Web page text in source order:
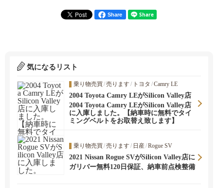
Share
気になるリスト
乗り物売買 /売ります/ トヨタ /Camry LE
2004 Toyota Camry LEがSilicon Valley店
に入庫しました。【納車時に無料でタイ
ミングベルトをお取替え致します】
2004 Toyota Camry LEがSilicon Valley店
に入庫しました。【納車時に無料でタイ
ミングベルトをお取替え致します】
乗り物売買 /売ります/ 日産/Rogue SV
2021 Nissan Rogue SVがSilicon Valley店に
入庫しました。
ガリバー無料120日保証、納車前点検整備